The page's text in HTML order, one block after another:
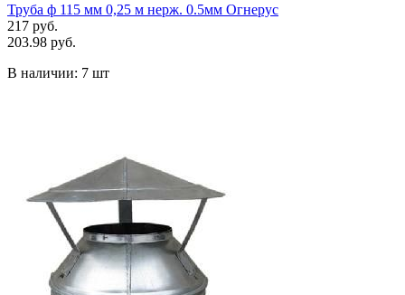
Труба ф 115 мм 0,25 м нерж. 0.5мм Огнерус
217 руб.
203.98 руб.
В наличии: 7 шт